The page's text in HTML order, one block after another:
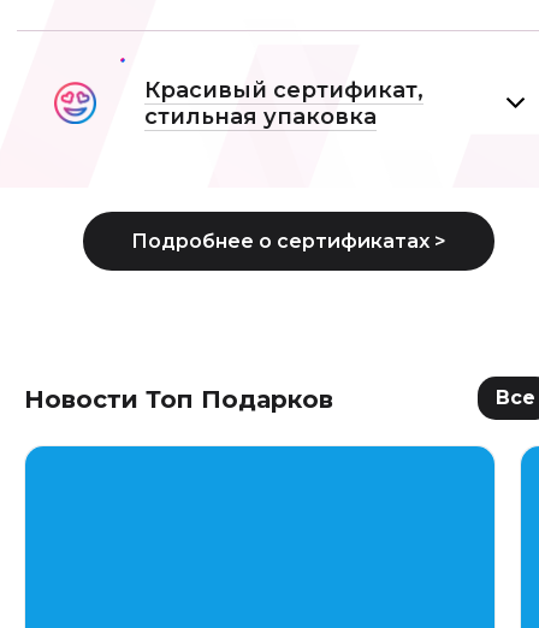
Красивый сертификат,
стильная упаковка
Новости Топ Подарков Все